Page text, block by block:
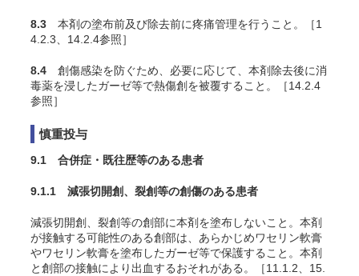
8.3 本剤の塗布前及び除去前に疼痛管理を行うこと。［1
4.2.3、14.2.4参照］
8.4 創傷感染を防ぐため、必要に応じて、本剤除去後に消
毒薬を浸したガーゼ等で熱傷創を被覆すること。［14.2.4
参照］
慎重投与
9.1 合併症・既往歴等のある患者
9.1.1 減張切開創、裂創等の創傷のある患者
減張切開創、裂創等の創部に本剤を塗布しないこと。本剤
が接触する可能性のある創部は、あらかじめワセリン軟膏
やワセリン軟膏を塗布したガーゼ等で保護すること。本剤
と創部の接触により出血するおそれがある。［11.1.2、15.